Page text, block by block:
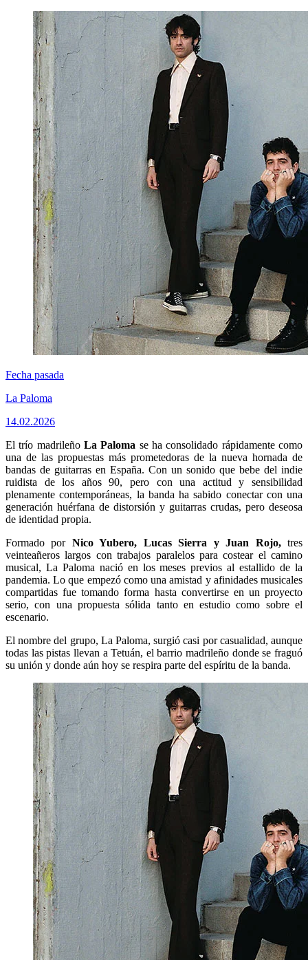
Fecha pasada
La Paloma
14.02.2026
El trío madrileño La Paloma se ha consolidado rápidamente como
una de las propuestas más prometedoras de la nueva hornada de
bandas de guitarras en España. Con un sonido que bebe del indie
ruidista de los años 90, pero con una actitud y sensibilidad
plenamente contemporáneas, la banda ha sabido conectar con una
generación huérfana de distorsión y guitarras crudas, pero deseosa
de identidad propia.
Formado por Nico Yubero, Lucas Sierra y Juan Rojo,tres
veinteañeros largos con trabajos paralelos para costear el camino
musical, La Paloma nació en los meses previos al estallido de la
pandemia. Lo que empezó como una amistad y afinidades musicales
compartidas fue tomando forma hasta convertirse en un proyecto
serio, con una propuesta sólida tanto en estudio como sobre el
escenario.
El nombre del grupo, La Paloma, surgió casi por casualidad, aunque
todas las pistas llevan a Tetuán, el barrio madrileño donde se fraguó
su unión y donde aún hoy se respira parte del espíritu de la banda.